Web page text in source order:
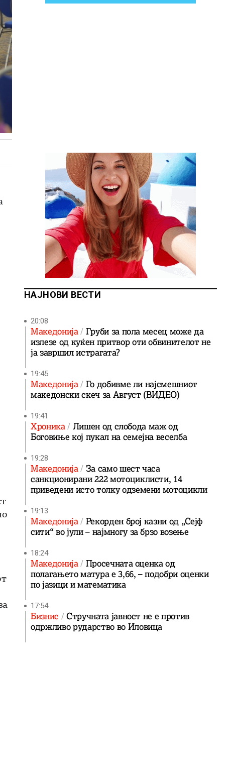
НАЈНОВИ ВЕСТИ
20:08
Македонија Груби за пола месец може да
излезе од куќен притвор оти обвинителот не
ја завршил истрагата?
19:45
Македонија Го добивме ли најсмешниот
македонски скеч за Август (ВИДЕО)
19:41
Хроника Лишен од слобода маж од
Боговиње кој пукал на семејна веселба
19:28
Македонија За само шест часа
санкционирани 222 мотоциклисти, 14
приведени исто толку одземени мотоцикли
19:13
Македонија Рекорден број казни од „Сејф
сити“ во јули – најмногу за брзо возење
18:24
Македонија Просечната оценка од
полагањето матура е 3,66, – подобри оценки
по јазици и математика
17:54
Бизнис
Стручната јавност не е против
одржливо рударство во Иловица